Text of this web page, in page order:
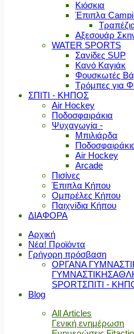
Κιόσκια
Έπιπλα
Αξεσουάρ
WATER SPORTS
Σανίδες SUP
Κανό Καγιάκ
Φουσκωτές
Τρόμπες για
ΣΠΙΤΙ - ΚΗΠΟΣ
Air Hockey
Ποδοσφαιράκια
Ψυχαγωγία -
Μπιλιάρδα
Air Hockey
Arcade
Πισίνες
Έπιπλα Κήπου
Ομπρέλες Κήπου
Παιχνίδια Κήπου
ΔΙΑΦΟΡΑ
Αρχική
Νέα! Προϊόντα
Γρήγορη πρόσβαση
ΟΡΓΑΝΑ
ΓΥΜΝΑΣΤΙΚΗΣ
SPORTΣΠΙΤΙ -
Blog
All Articles
Γενική ενημέρωση